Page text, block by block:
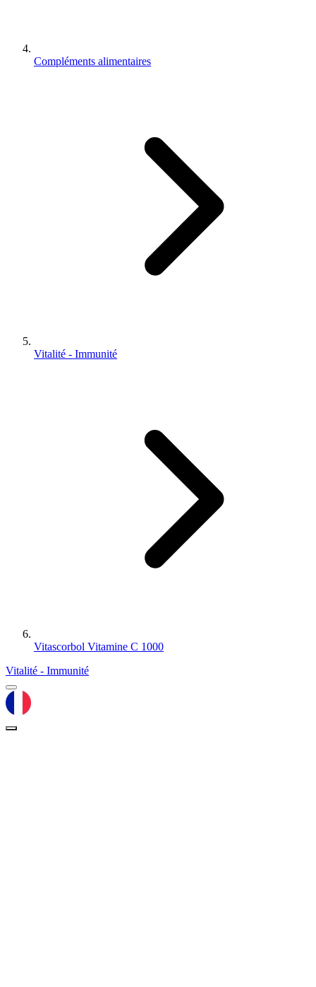
Compléments alimentaires
Vitalité - Immunité
Vitascorbol Vitamine C 1000
Vitalité - Immunité